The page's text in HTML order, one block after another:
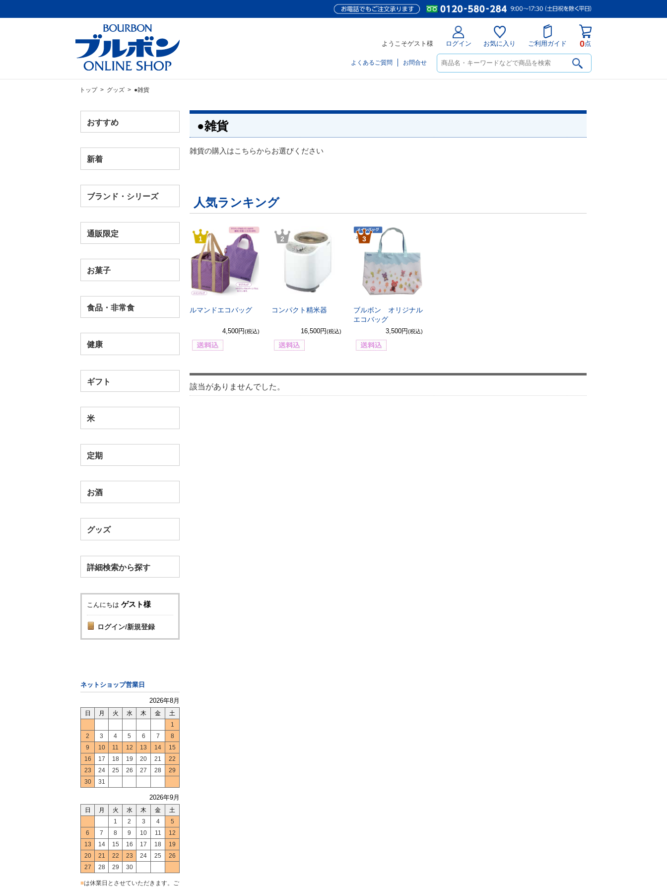
ようこそゲスト様 ログイン お気に入り ご利用ガイド 0点
よくあるご質問 お問合せ
トップ> グッズ> ●雑貨
おすすめ
新着
ブランド・シリーズ
通販限定
お菓子
食品・非常食
健康
ギフト
米
定期
お酒
グッズ
詳細検索から探す
こんにちは ゲスト様
ログイン/新規登録
ネットショップ営業日
2026年8月
日 月 火 水 木 金
土
1
2
3 4 5 6 7
8
9
10 11 12 13 14
15
16
17 18 19 20 21
22
23
24 25 26 27 28
29
30
31
2026年9月
日 月 火 水 木 金
土
1
2 3 4
5
6
7 8 9 10 11
12
13
14 15 16 17 18
19
20
21 22 23 24 25
26
27
28 29 30
■は休業日とさせていただきます。ご
●雑貨
雑貨の購入はこちらからお選びください
人気ランキング
1
ルマンドエコバッグ
4,500円(税込)
2
コンパクト精米器
16,500円(税込)
3
ブルボン オリジナル
エコバッグ
3,500円(税込)
該当がありませんでした。